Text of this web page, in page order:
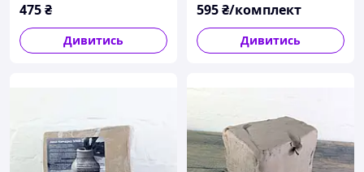
475₴
Дивитись
595₴/комплект
Дивитись